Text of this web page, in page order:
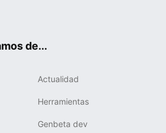
de...
Actualidad
Herramientas
Genbeta dev